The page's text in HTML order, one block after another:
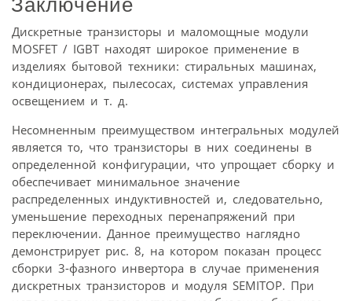
Дискретные транзисторы и маломощные модули
MOSFET / IGBT находят широкое применение в
изделиях бытовой техники: стиральных машинах,
кондиционерах, пылесосах, системах управления
освещением и т. д.
Несомненным преимуществом интегральных модулей
является то, что транзисторы в них соединены в
определенной конфигурации, что упрощает сборку и
обеспечивает минимальное значение
распределенных индуктивностей и, следовательно,
уменьшение переходных перенапряжений при
переключении. Данное преимущество наглядно
демонстрирует рис. 8, на котором показан процесс
сборки 3-фазного инвертора в случае применения
дискретных транзисторов и модуля SEMITOP. При